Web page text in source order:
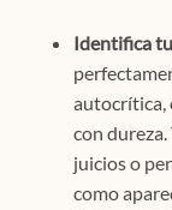
Identifica
autocrítica,
con
juicios o
como